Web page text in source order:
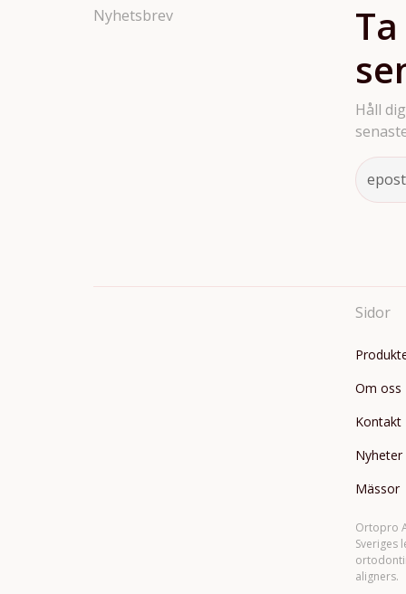
Nyhetsbrev
Håll
Sidor
Om oss
Kontakt
Nyheter
Mässor
Ortopro
Sveriges
aligners.